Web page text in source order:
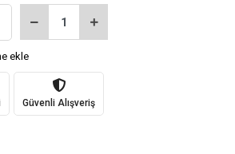
ekle
Güvenli Alışveriş